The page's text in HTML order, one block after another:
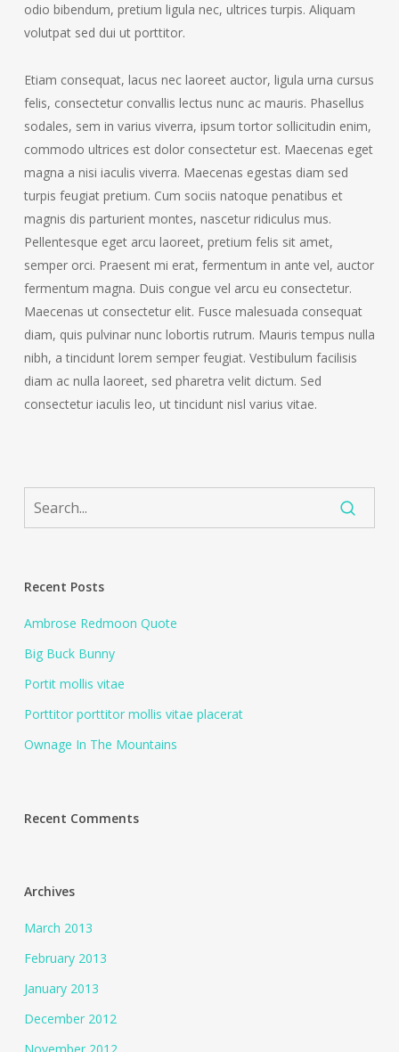
odio bibendum, pretium ligula nec, ultrices turpis. Aliquam
volutpat sed dui ut porttitor.
Etiam consequat, lacus nec laoreet auctor, ligula urna cursus
felis, consectetur convallis lectus nunc ac mauris. Phasellus
sodales, sem in varius viverra, ipsum tortor sollicitudin enim,
commodo ultrices est dolor consectetur est. Maecenas eget
magna a nisi iaculis viverra. Maecenas egestas diam sed
turpis feugiat pretium. Cum sociis natoque penatibus et
magnis dis parturient montes, nascetur ridiculus mus.
Pellentesque eget arcu laoreet, pretium felis sit amet,
semper orci. Praesent mi erat, fermentum in ante vel, auctor
fermentum magna. Duis congue vel arcu eu consectetur.
Maecenas ut consectetur elit. Fusce malesuada consequat
diam, quis pulvinar nunc lobortis rutrum. Mauris tempus nulla
nibh, a tincidunt lorem semper feugiat. Vestibulum facilisis
diam ac nulla laoreet, sed pharetra velit dictum. Sed
consectetur iaculis leo, ut tincidunt nisl varius vitae.
Recent Posts
Ambrose Redmoon Quote
Big Buck Bunny
Portit mollis vitae
Porttitor porttitor mollis vitae placerat
Ownage In The Mountains
Recent Comments
Archives
March 2013
February 2013
January 2013
December 2012